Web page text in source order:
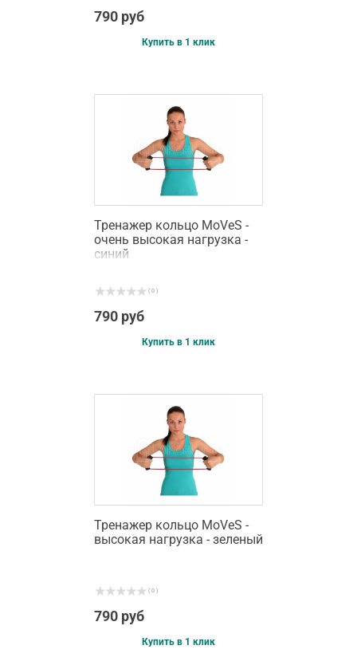
790 руб
Купить в 1 клик
Тренажер кольцо MoVeS -
очень высокая нагрузка -
синий
( 0 )
790 руб
Купить в 1 клик
Тренажер кольцо MoVeS -
высокая нагрузка - зеленый
( 0 )
790 руб
Купить в 1 клик